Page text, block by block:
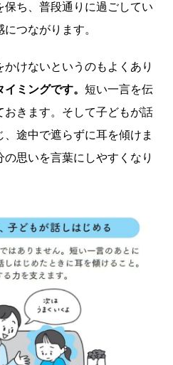
ち、普段通りに過ごしてい
つながります。
けないというのもよくあり
ミングです。 短い一言を伝
おきます。そして子どもが話
途中で遮らずに耳を傾けま
思いを言葉にしやすくなり